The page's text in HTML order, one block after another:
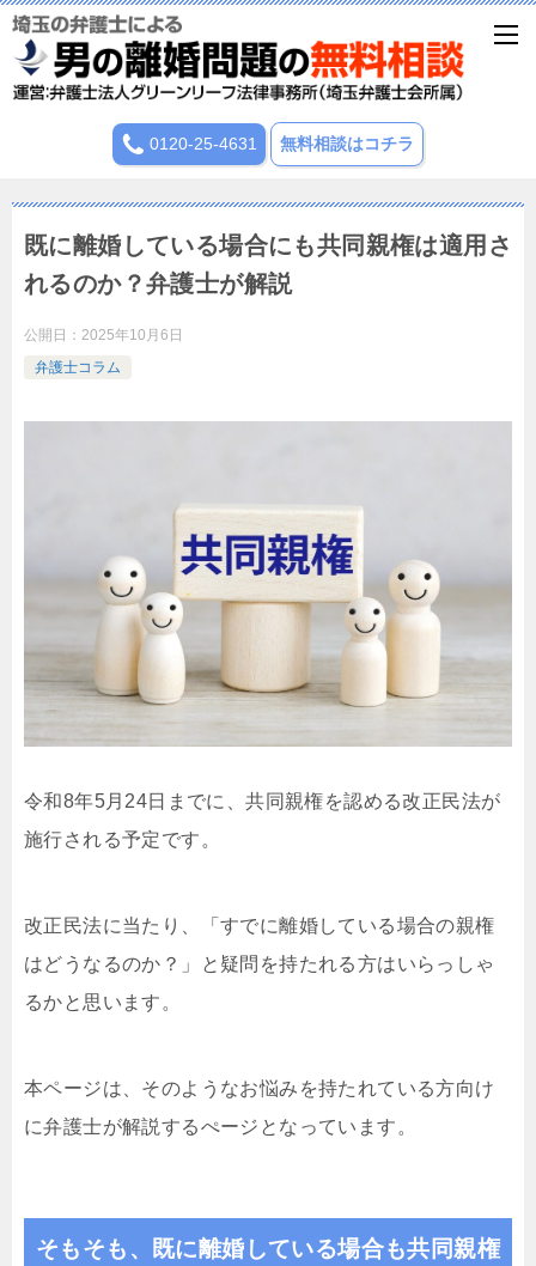
0120-25-4631 無料相談はコチラ
既に離婚している場合にも共同親権は適用さ
れるのか？弁護士が解説
公開日： 2025年10月6日
弁護士コラム
令和8年5月24日までに、共同親権を認める改正民法が
施行される予定です。
改正民法に当たり、「すでに離婚している場合の親権
はどうなるのか？」と疑問を持たれる方はいらっしゃ
るかと思います。
本ページは、そのようなお悩みを持たれている方向け
に弁護士が解説するぺージとなっています。
そもそも、既に離婚している場合も共同親権